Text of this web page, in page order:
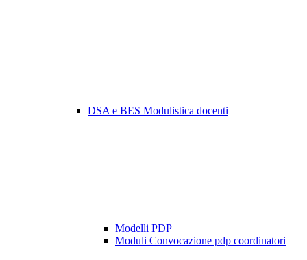
DSA e BES Modulistica docenti
Modelli PDP
Moduli Convocazione pdp coordinatori